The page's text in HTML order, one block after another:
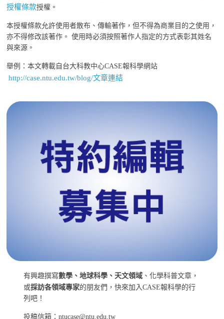
授權條款授權。
本授權條款允許使用者散布、傳輸著作，但不得為商業目的之使用，
亦不得修改該著作。 使用時必須按照著作人指定的方式表彰其姓名
與來源。
舉例：本文轉載自台大科教中心CASE報科學網站
http://case.ntu.edu.tw/blog/文章連結
有興趣撰寫數學、地球科學、天文領域 、化學科普文章，
或採訪各領域專家的朋友們，快來加入CASE報科學的行
列吧！
投稿信箱：ntucase@ntu.edu.tw